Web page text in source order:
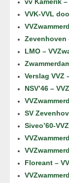
VVK-VVL
Zevenhoven
LMO –
Verslag VVZ
NSV’46 –
SV
Siveo’60-
Floreant –